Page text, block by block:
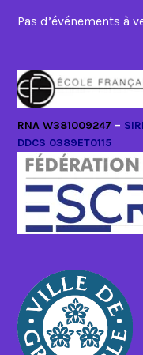
Pas d’événements à
RNA W381009247 –
DDCS 0389ET0115